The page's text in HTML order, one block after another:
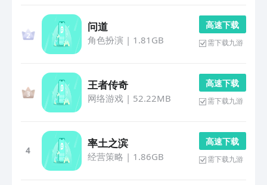
问道
角色扮演 | 1.81GB
高 速 下 载
需下载九游
王者传奇
网络游戏| 52.22MB
高 速 下 载
需下载九游
4
率土之滨
经营策略 | 1.86GB
高 速 下 载
需下载九游